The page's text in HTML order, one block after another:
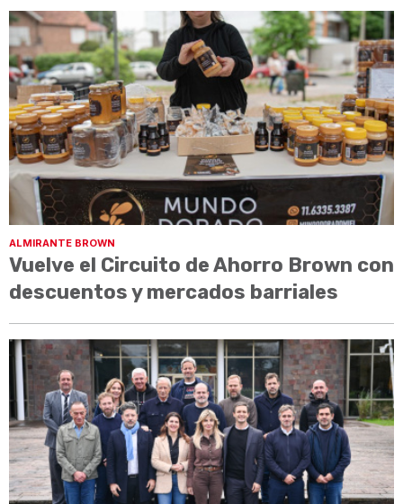
ALMIRANTE BROWN
Vuelve el Circuito de Ahorro Brown con
descuentos y mercados barriales